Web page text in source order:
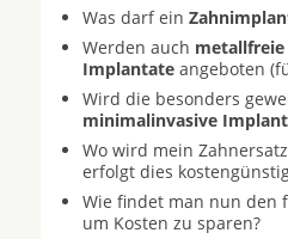
Was darf ein
Werden auch
Implantate angeboten
Wird die besonders
minimalinvasive
Wo wird mein
erfolgt dies
Wie findet man nun den
um Kosten zu sparen?